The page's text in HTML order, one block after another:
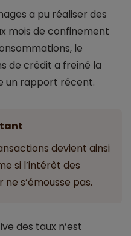
a pu réaliser des
mois de confinement
le
de crédit a freiné la
un rapport récent.
devient ainsi
si l’intérêt des
s’émousse pas.
des taux n’est